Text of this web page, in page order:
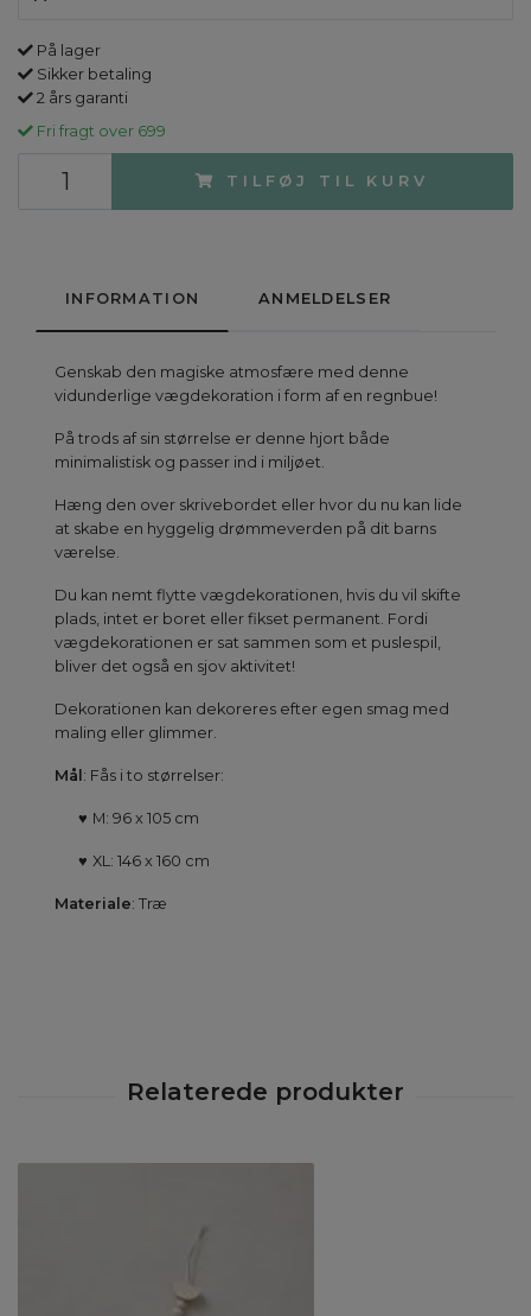
På lager
Sikker betaling
2 års garanti
Fri fragt over 699
TILFØJ TIL KURV
INFORMATION ANMELDELSER
Genskab den magiske atmosfære med denne
vidunderlige vægdekoration i form af en regnbue!
På trods af sin størrelse er denne hjort både
minimalistisk og passer ind i miljøet.
Hæng den over skrivebordet eller hvor du nu kan lide
at skabe en hyggelig drømmeverden på dit barns
værelse.
Du kan nemt flytte vægdekorationen, hvis du vil skifte
plads, intet er boret eller fikset permanent. Fordi
vægdekorationen er sat sammen som et puslespil,
bliver det også en sjov aktivitet!
Dekorationen kan dekoreres efter egen smag med
maling eller glimmer.
Mål : Fås i to størrelser:
♥ M: 96 x 105 cm
♥ XL: 146 x 160 cm
Materiale: Træ